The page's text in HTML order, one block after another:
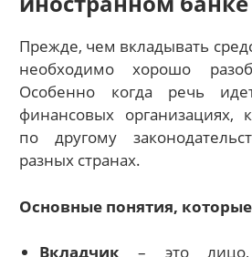
Прежде, чем вкладывать
необходимо хорошо
Особенно когда речь
финансовых организациях,
по другому
разных странах.
Основные понятия,
Вкладчик– это лицо,